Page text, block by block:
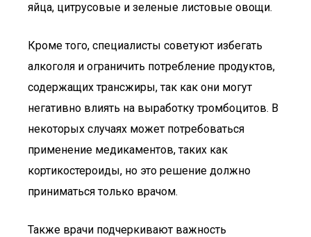
яйца, цитрусовые и зеленые листовые овощи.
Кроме того, специалисты советуют избегать
алкоголя и ограничить потребление продуктов,
содержащих трансжиры, так как они могут
негативно влиять на выработку тромбоцитов. В
некоторых случаях может потребоваться
применение медикаментов, таких как
кортикостероиды, но это решение должно
приниматься только врачом.
Также врачи подчеркивают важность